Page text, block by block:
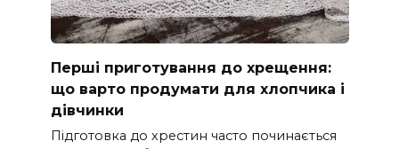
Перші приготування до хрещення:
що варто продумати для хлопчика і
дівчинки
Підготовка до хрестин часто починається